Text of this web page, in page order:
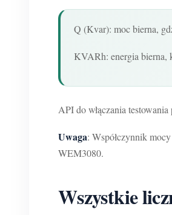
Q (Kvar): moc bierna,
KVARh: energia bierna,
API do włączania
Uwaga: Współczynnik
WEM3080.
Wszystkie